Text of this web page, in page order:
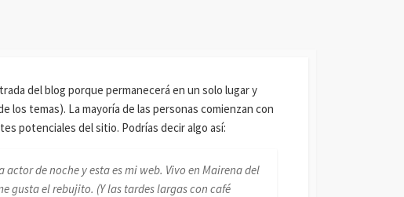
del blog porque permanecerá en un solo lugar y
los temas). La mayoría de las personas comienzan con
potenciales del sitio. Podrías decir algo así:
de noche y esta es mi web. Vivo en Mairena del
gusta el rebujito. (Y las tardes largas con café